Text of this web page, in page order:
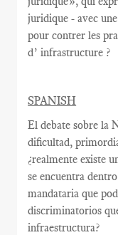
juridique - avec
pour contrer les
d’ infrastructure ?
SPANISH
El debate sobre la
dificultad,
¿realmente existe
se encuentra
mandataria que
discriminatorios
infraestructura?